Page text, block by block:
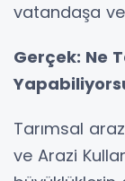
vatandaşa
Gerçek: Ne
Tarımsal
ve Arazi